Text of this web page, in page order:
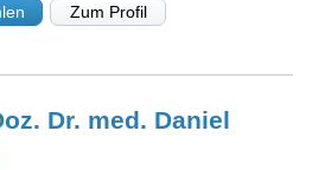
Zum Profil
Dr. med. Daniel